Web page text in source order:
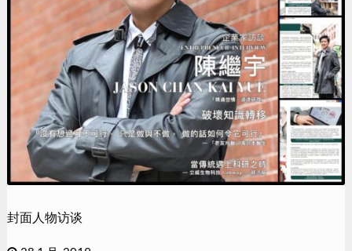
封面人物访谈